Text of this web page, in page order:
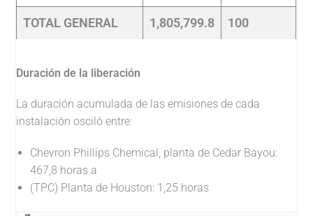
TOTAL GENERAL 1,805,799.8 100
Duración de la liberación
La duración acumulada de las emisiones de cada
instalación osciló entre:
Chevron Phillips Chemical, planta de Cedar Bayou:
467,8 horas a
(TPC) Planta de Houston: 1,25 horas